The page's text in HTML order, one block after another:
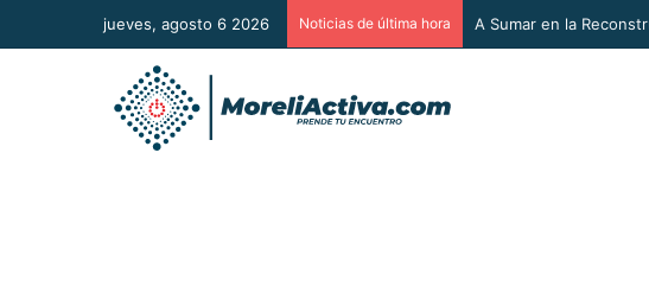
jueves, agosto 6 2026 Noticias de última hora A Sumar en la